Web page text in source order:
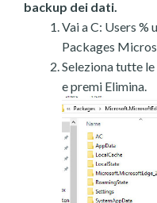
backup dei dati.
Vai a C: Users %
Packages
Seleziona tutte
e premi Elimina.